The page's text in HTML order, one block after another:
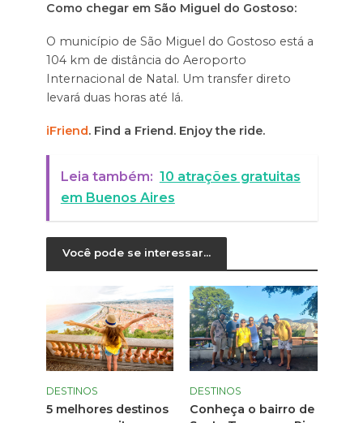
Como chegar em São Miguel do Gostoso:
O município de São Miguel do Gostoso está a
104 km de distância do Aeroporto
Internacional de Natal. Um transfer direto
levará duas horas até lá.
iFriend. Find a Friend. Enjoy the ride.
Leia também: 10 atrações gratuitas
em Buenos Aires
Você pode se interessar...
DESTINOS
5 melhores destinos
DESTINOS
Conheça o bairro de